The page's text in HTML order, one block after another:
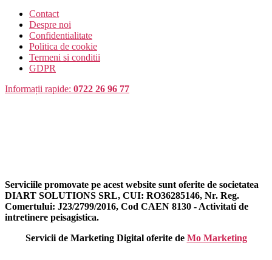
Contact
Despre noi
Confidentialitate
Politica de cookie
Termeni si conditii
GDPR
Informații rapide: 0722 26 96 77
Serviciile promovate pe acest website sunt oferite de societatea
DIART SOLUTIONS SRL, CUI: RO36285146, Nr. Reg.
Comertului: J23/2799/2016, Cod CAEN 8130 - Activitati de
intretinere peisagistica.
Servicii de Marketing Digital oferite de Mo Marketing